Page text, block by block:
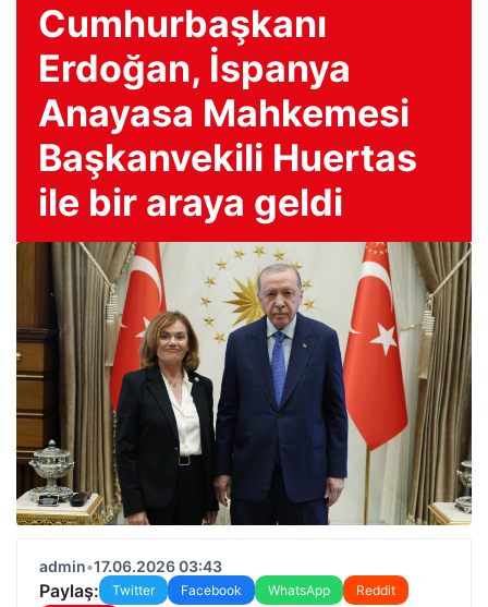
Cumhurbaşkanı
Erdoğan, İspanya
Anayasa Mahkemesi
Başkanvekili Huertas
ile bir araya geldi
admin•17.06.2026 03:43
Paylaş: Twitter Facebook WhatsApp
Reddit